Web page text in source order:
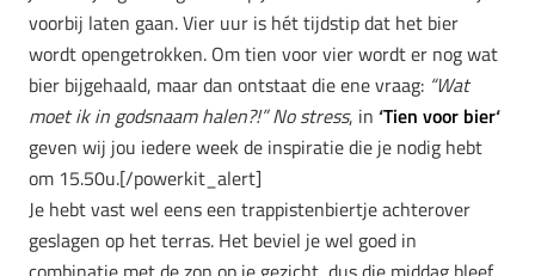
voorbij laten gaan. Vier uur is hét tijdstip dat het bier
wordt opengetrokken. Om tien voor vier wordt er nog wat
bier bijgehaald, maar dan ontstaat die ene vraag: “Wat
moet ik in godsnaam halen?!” No stress, in ‘Tien voor bier‘
geven wij jou iedere week de inspiratie die je nodig hebt
om 15.50u.[/powerkit_alert]
Je hebt vast wel eens een trappistenbiertje achterover
geslagen op het terras. Het beviel je wel goed in